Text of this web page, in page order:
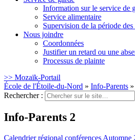
Information sur le service de
Service alimentaire
Supervision de la période
Nous joindre
Coordonnées
Justifier un retard ou une
Processus de plainte
>> Mozaïk-Portail
École de l'Étoile-du-Nord » Info-Parents »
Rechercher :
Info-Parents 2
Calendrier régional conférences Automne